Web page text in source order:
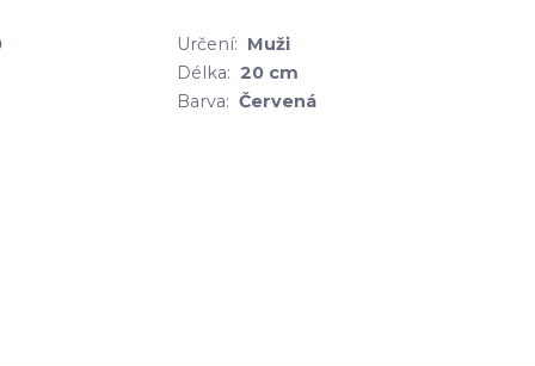
Určení: Muži
Délka: 20 cm
Barva: Červená